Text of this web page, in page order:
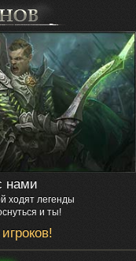
нами
ходят легенды
и ты!